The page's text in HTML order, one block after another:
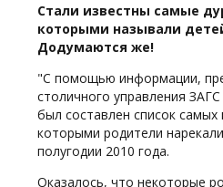
Стали известны самые
которыми называли
Додумаются же!
"С помощью информации,
столичного управления
был составлен список
которыми родители
полугодии 2010 года.
Оказалось, что некоторые